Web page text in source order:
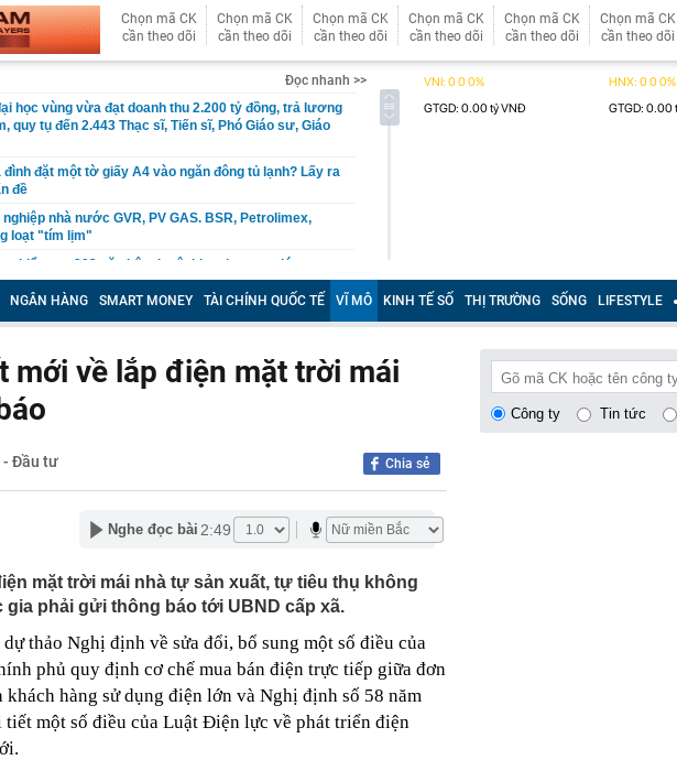
Chọn mã CK
cần theo dõi
Chọn mã CK
cần theo dõi
Chọn mã CK
cần theo dõi
Chọn mã CK
cần theo dõi
Chọn mã CK
cần theo dõi
Chọn mã CK
cần theo dõi
Đọc nhanh >>
học vùng vừa đạt doanh thu 2.200 tỷ đồng, trả lương
quy tụ đến 2.443 Thạc sĩ, Tiến sĩ, Phó Giáo sư, Giáo
đình đặt một tờ giấy A4 vào ngăn đông tủ lạnh? Lấy ra
đề
nhà nước GVR, PV GAS. BSR, Petrolimex,
loạt "tím lịm"
kiểm tra 293 căn hộ tại một khu chung cư lúc rạng
có 'biến'
và bài toán chủ quyền dữ liệu của doanh nghiệp Việt
tử vong đầu tiên liên quan đến đợt dịch Cyclospora
cơ, hộp số nguyên bản
nhất 2 tháng, hơn 40 tấn “về kho” một gã khổng lồ
và môi trường
Trái đất được chứng kiến nhật thực toàn phần: Chờ
ngày hóa đêm kỳ vĩ và độc nhất
cáo, gia đình chi hơn 100 triệu đồng mua khóa học
nữ sinh nhận kết quả trượt sau 1 năm ôn thi
NGÂN HÀNG SMART MONEY TÀI CHÍNH QUỐC TẾ VĨ MÔ KINH TẾ SỐ THỊ TRƯỜNG SỐNG LIFESTYLE
mới về lắp điện mặt trời mái
- Đầu tư Chia sẻ
Nghe đọc bài 2:49
mặt trời mái nhà tự sản xuất, tự tiêu thụ không
phải gửi thông báo tới UBND cấp xã.
thảo Nghị định về sửa đổi, bổ sung một số điều của
phủ quy định cơ chế mua bán điện trực tiếp giữa đơn
hàng sử dụng điện lớn và Nghị định số 58 năm
một số điều của Luật Điện lực về phát triển điện
Công ty Tin tức